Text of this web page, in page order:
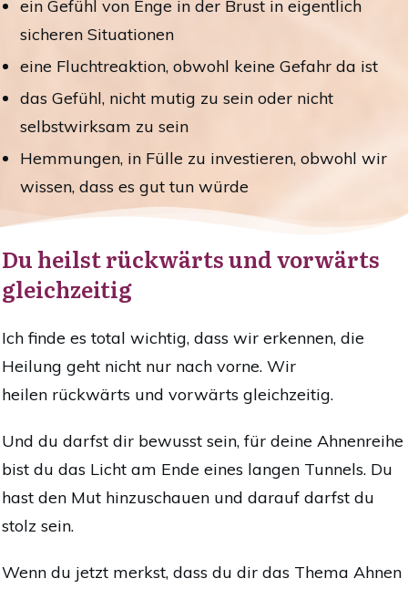
ein Gefühl von Enge in der Brust in eigentlich
sicheren Situationen
eine Fluchtreaktion, obwohl keine Gefahr da ist
das Gefühl, nicht mutig zu sein oder nicht
selbstwirksam zu sein
Hemmungen, in Fülle zu investieren, obwohl wir
wissen, dass es gut tun würde
Du heilst rückwärts und vorwärts
gleichzeitig
Ich finde es total wichtig, dass wir erkennen, die
Heilung geht nicht nur nach vorne. Wir
heilen rückwärts und vorwärts gleichzeitig.
Und du darfst dir bewusst sein, für deine Ahnenreihe
bist du das Licht am Ende eines langen Tunnels. Du
hast den Mut hinzuschauen und darauf darfst du
stolz sein.
Wenn du jetzt merkst, dass du dir das Thema Ahnen